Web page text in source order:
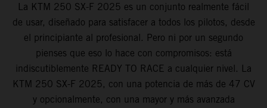
La KTM 250 SX-F 2025 es un conjunto realmente fácil
de usar, diseñado para satisfacer a todos los pilotos, desde
el principiante al profesional. Pero ni por un segundo
pienses que eso lo hace con compromisos: está
indiscutiblemente READY TO RACE a cualquier nivel. La
KTM 250 SX-F 2025, con una potencia de más de 47 CV
y opcionalmente, con una mayor y más avanzada